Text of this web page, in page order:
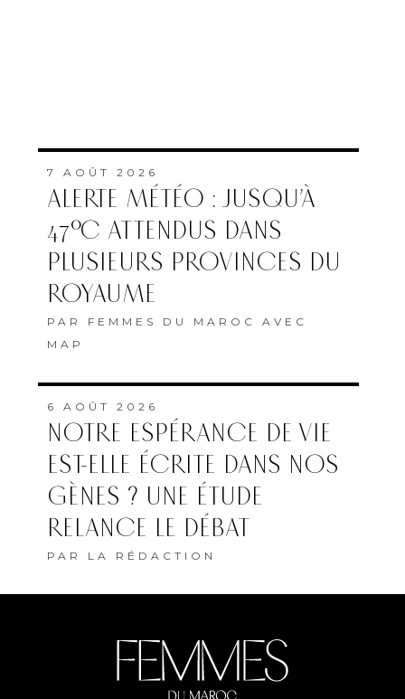
7 AOÛT 2026
ALERTE MÉTÉO : JUSQU’À
47°C ATTENDUS DANS
PLUSIEURS PROVINCES DU
ROYAUME
PAR FEMMES DU MAROC AVEC
MAP
6 AOÛT 2026
NOTRE ESPÉRANCE DE VIE
EST-ELLE ÉCRITE DANS NOS
GÈNES ? UNE ÉTUDE
RELANCE LE DÉBAT
PAR LA RÉDACTION